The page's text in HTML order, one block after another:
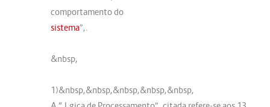
comportamento do
sistema”,.
&nbsp,
1)&nbsp,&nbsp,&nbsp,&nbsp,&nbsp,